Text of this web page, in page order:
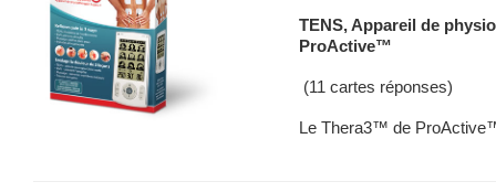
TENS, Appareil de
ProActive™
(11 cartes réponses)
Le Thera3™ de